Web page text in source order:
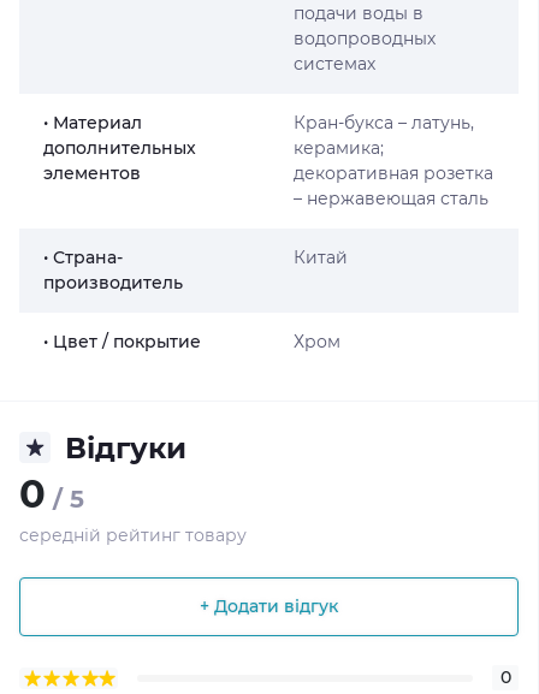
подачи воды в
водопроводных
системах
• Материал
дополнительных
элементов
Кран-букса – латунь,
керамика;
декоративная розетка
– нержавеющая сталь
• Страна-
производитель
Китай
• Цвет / покрытие Хром
Відгуки
0 / 5
середній рейтинг товару
+ Додати відгук
0